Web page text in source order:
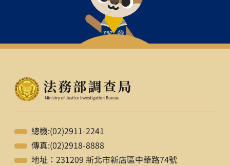
總機:(02)2911-2241
傳真:(02)2918-8888
地址：231209 新北市新店區中華路74號